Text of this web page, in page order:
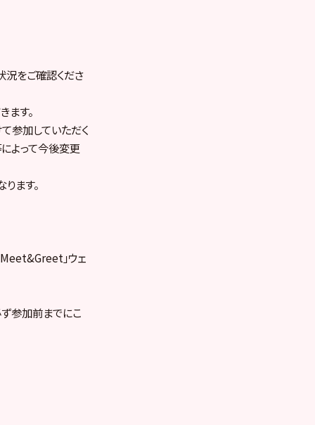
をご確認くださ
ます。
参加していただく
よって今後変更
ます。
」ウェ
参加前までにこ